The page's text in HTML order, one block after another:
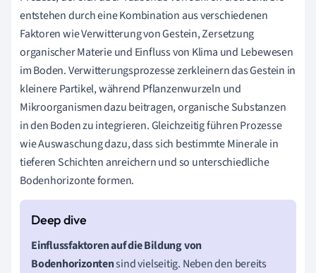
entstehen durch eine Kombination aus verschiedenen
Faktoren wie Verwitterung von Gestein, Zersetzung
organischer Materie und Einfluss von Klima und Lebewesen
im Boden. Verwitterungsprozesse zerkleinern das Gestein in
kleinere Partikel, während Pflanzenwurzeln und
Mikroorganismen dazu beitragen, organische Substanzen
in den Boden zu integrieren. Gleichzeitig führen Prozesse
wie Auswaschung dazu, dass sich bestimmte Minerale in
tieferen Schichten anreichern und so unterschiedliche
Bodenhorizonte formen.
Einflussfaktoren auf die Bildung von
Bodenhorizontensind vielseitig. Neben den bereits